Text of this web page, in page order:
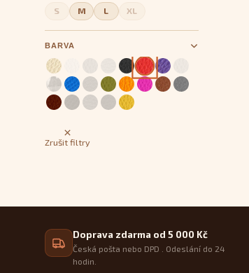
S M L XL
BARVA
Zrušit filtry
Doprava zdarma od 5 000 Kč
Česká pošta nebo DPD . Odeslání do 24
hodin.